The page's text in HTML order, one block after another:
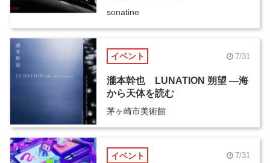
sonatine
イベント 7/31
瀧本幹也 LUNATION 朔望 ―海
から天体を読む
茅ヶ崎市美術館
イベント 7/31